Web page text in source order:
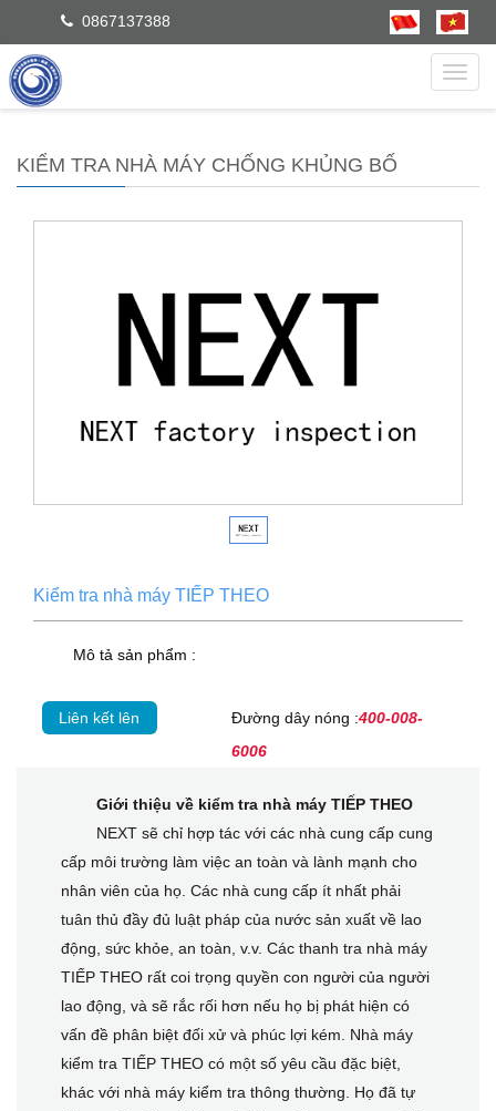
0867137388
dẫn
KIỂM TRA NHÀ MÁY CHỐNG KHỦNG BỐ
Kiểm tra nhà máy TIẾP THEO
Mô tả sản phẩm :
Liên kết lên Đường dây nóng :400-008-
6006
Giới thiệu về kiểm tra nhà máy TIẾP THEO
NEXT sẽ chỉ hợp tác với các nhà cung cấp cung
cấp môi trường làm việc an toàn và lành mạnh cho
nhân viên của họ. Các nhà cung cấp ít nhất phải
tuân thủ đầy đủ luật pháp của nước sản xuất về lao
động, sức khỏe, an toàn, v.v. Các thanh tra nhà máy
TIẾP THEO rất coi trọng quyền con người của người
lao động, và sẽ rắc rối hơn nếu họ bị phát hiện có
vấn đề phân biệt đối xử và phúc lợi kém. Nhà máy
kiểm tra TIẾP THEO có một số yêu cầu đặc biệt,
khác với nhà máy kiểm tra thông thường. Họ đã tự